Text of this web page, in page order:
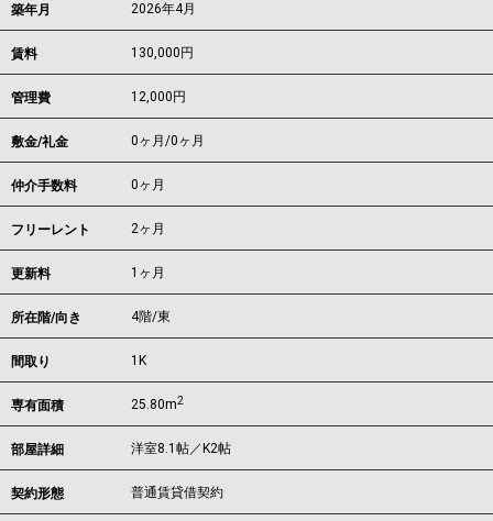
築年月 2026年4月
賃料 130,000 円
管理費 12,000円
敷金/礼金 0ヶ月/0ヶ月
仲介手数料 0ヶ月
フリーレント 2ヶ月
更新料 1ヶ月
所在階/向き 4階/東
間取り 1K
専有面積 25.80m2
部屋詳細 洋室8.1帖／K2帖
契約形態 普通賃貸借契約